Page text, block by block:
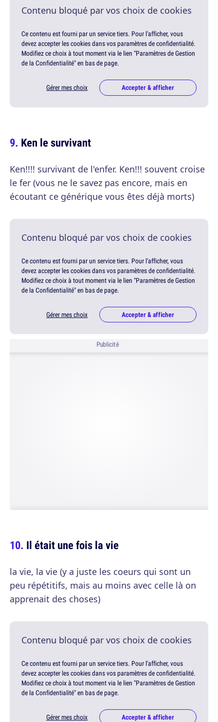
Contenu bloqué par vos choix de cookies
Ce contenu est fourni par un service tiers. Pour l'afficher, vous
devez accepter les cookies dans vos paramètres de confidentialité.
Modifiez ce choix à tout moment via le lien "Paramètres de Gestion
de la Confidentialité" en bas de page.
Gérer mes choix Accepter & afficher
Ken le survivant
Ken!!!! survivant de l'enfer. Ken!!! souvent croise
le fer (vous ne le savez pas encore, mais en
écoutant ce générique vous êtes déjà morts)
Contenu bloqué par vos choix de cookies
Ce contenu est fourni par un service tiers. Pour l'afficher, vous
devez accepter les cookies dans vos paramètres de confidentialité.
Modifiez ce choix à tout moment via le lien "Paramètres de Gestion
de la Confidentialité" en bas de page.
Gérer mes choix Accepter & afficher
Publicité
Il était une fois la vie
la vie, la vie (y a juste les coeurs qui sont un
peu répétitifs, mais au moins avec celle là on
apprenait des choses)
Contenu bloqué par vos choix de cookies
Ce contenu est fourni par un service tiers. Pour l'afficher, vous
devez accepter les cookies dans vos paramètres de confidentialité.
Modifiez ce choix à tout moment via le lien "Paramètres de Gestion
de la Confidentialité" en bas de page.
Gérer mes choix Accepter & afficher